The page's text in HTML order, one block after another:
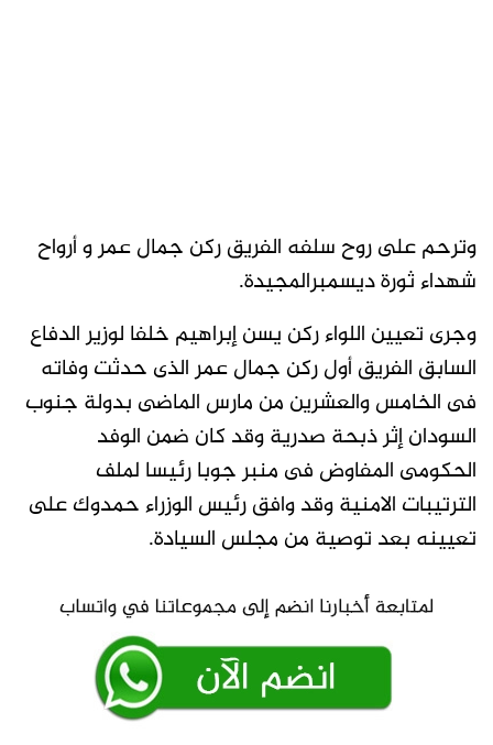
وترحم على روح سلفه الفريق ركن جمال عمر و أرواح
شهداء ثورة ديسمبرالمجيدة.
وجرى تعيين اللواء ركن يسن إبراهيم خلفا لوزير الدفاع
السابق الفريق أول ركن جمال عمر الذى حدثت وفاته
فى الخامس والعشرين من مارس الماضى بدولة جنوب
السودان إثر ذبحة صدرية وقد كان ضمن الوفد
الحكومى المفاوض فى منبر جوبا رئيسا لملف
الترتيبات الامنية وقد وافق رئيس الوزراء حمدوك على
تعيينه بعد توصية من مجلس السيادة.